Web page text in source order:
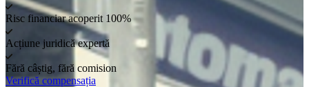
Risc financiar acoperit 100%
Acțiune juridică expertă
Fără câștig, fără comision
Verifică compensația